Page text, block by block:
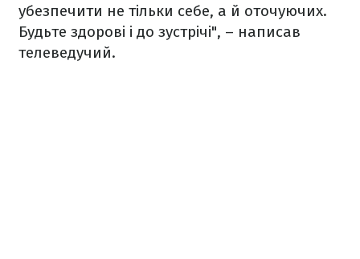
убезпечити не тільки себе, а й оточуючих.
Будьте здорові і до зустрічі", – написав
телеведучий.